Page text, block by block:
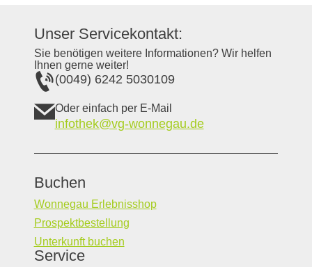
Unser Servicekontakt:
Sie benötigen weitere Informationen? Wir helfen
Ihnen gerne weiter!
(0049) 6242 5030109
Oder einfach per E-Mail
infothek@vg-wonnegau.de
Buchen
Wonnegau Erlebnisshop
Prospektbestellung
Unterkunft buchen
Service